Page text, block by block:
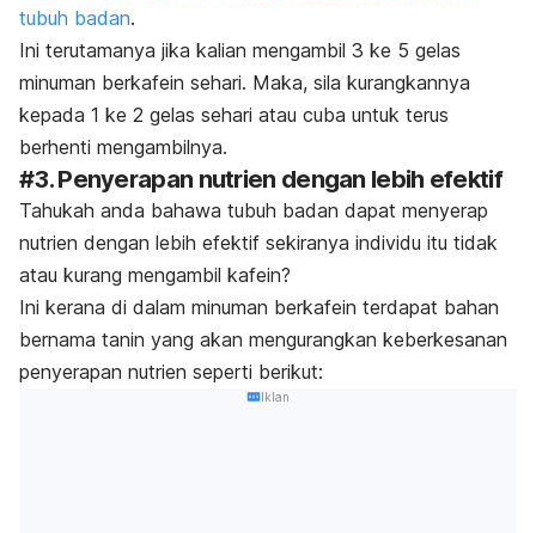
tubuh badan.
Ini terutamanya jika kalian mengambil 3 ke 5 gelas
minuman berkafein sehari. Maka, sila kurangkannya
kepada 1 ke 2 gelas sehari atau cuba untuk terus
berhenti mengambilnya.
#3. Penyerapan nutrien dengan lebih efektif
Tahukah anda bahawa tubuh badan dapat menyerap
nutrien dengan lebih efektif sekiranya individu itu tidak
atau kurang mengambil kafein?
Ini kerana di dalam minuman berkafein terdapat bahan
bernama tanin yang akan mengurangkan keberkesanan
penyerapan nutrien seperti berikut:
Iklan